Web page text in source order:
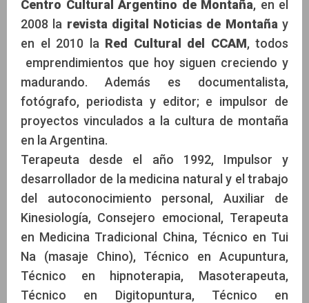
Centro Cultural Argentino de Montaña, en el
2008 la revista digital Noticias de Montaña y
en el 2010 la Red Cultural del CCAM, todos
emprendimientos que hoy siguen creciendo y
madurando. Además es documentalista,
fotógrafo, periodista y editor; e impulsor de
proyectos vinculados a la cultura de montaña
en la Argentina.
Terapeuta desde el año 1992, Impulsor y
desarrollador de la medicina natural y el trabajo
del autoconocimiento personal, Auxiliar de
Kinesiología, Consejero emocional, Terapeuta
en Medicina Tradicional China, Técnico en Tui
Na (masaje Chino), Técnico en Acupuntura,
Técnico en hipnoterapia, Masoterapeuta,
Técnico en Digitopuntura, Técnico en